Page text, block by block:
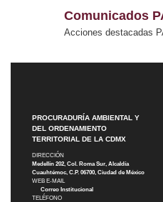
Comunicados
Acciones destacadas
PROCURADURÍA AMBIENTAL Y
DEL ORDENAMIENTO
TERRITORIAL DE LA CDMX
DIRECCIÓN
Medellín 202, Col. Roma Sur, Alcaldía
Cuauhtémoc, C.P. 06700, Ciudad de México
WEB E-MAIL
Correo Institucional
TELÉFONO